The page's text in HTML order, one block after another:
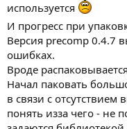
используется
И прогресс при
Версия precomp 0.4.7
ошибках.
Вроде
Начал паковать
в связи с
понять изза чего - не